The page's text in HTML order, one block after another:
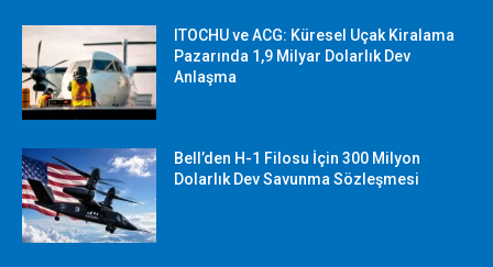
ITOCHU ve ACG: Küresel Uçak Kiralama
Pazarında 1,9 Milyar Dolarlık Dev
Anlaşma
Bell’den H-1 Filosu İçin 300 Milyon
Dolarlık Dev Savunma Sözleşmesi